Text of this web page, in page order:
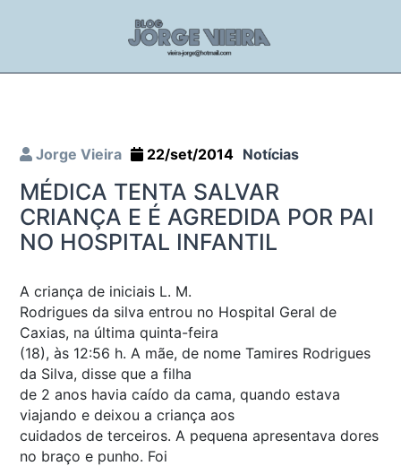
Jorge Vieira 22/set/2014 Notícias
MÉDICA TENTA SALVAR
CRIANÇA E É AGREDIDA POR PAI
NO HOSPITAL INFANTIL
A criança de iniciais L. M.
Rodrigues da silva entrou no Hospital Geral de
Caxias, na última quinta-feira
(18), às 12:56 h. A mãe, de nome Tamires Rodrigues
da Silva, disse que a filha
de 2 anos havia caído da cama, quando estava
viajando e deixou a criança aos
cuidados de terceiros. A pequena apresentava dores
no braço e punho. Foi